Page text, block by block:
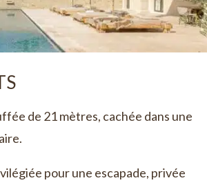
de 21 mètres, cachée dans une
pour une escapade, privée